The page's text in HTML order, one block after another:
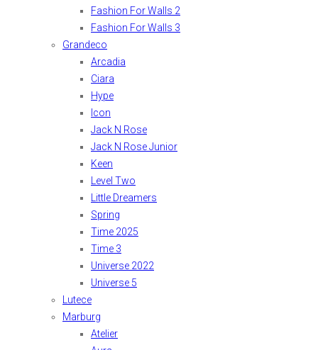
Fashion For Walls 2
Fashion For Walls 3
Grandeco
Arcadia
Ciara
Hype
Icon
Jack N Rose
Jack N Rose Junior
Keen
Level Two
Little Dreamers
Spring
Time 2025
Time 3
Universe 2022
Universe 5
Lutece
Marburg
Atelier